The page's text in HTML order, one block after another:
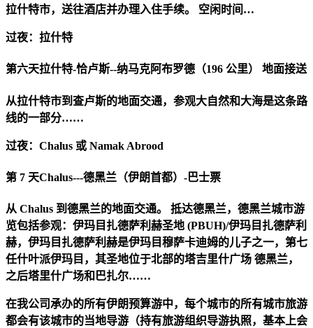
拉什特市，送往酒店并办理入住手续。 空闲时间…
过夜：拉什特
第六天拉什特-恰卢斯--纳马克阿布罗德（196 公里） 地面接送
从拉什特市到查卢斯的地面交通，参观大自然和大海是这条路
线的一部分……
过夜：Chalus 或 Namak Abrood
第 7 天Chalus---德黑兰（伊朗首都）-巴士票
从 Chalus 到德黑兰的地面交通。 抵达德黑兰，德黑兰城市游
览包括参观：伊玛目扎德萨利赫圣地 (PBUH)/伊玛目扎德萨利
赫，伊玛目扎德萨利赫是伊玛目穆萨卡迪姆的儿子之一，第七
任什叶派伊玛目，其圣地位于北部的塔吉里什广场 德黑兰，
之后塔里什广场和巴扎尔……
在我公司承办的所有伊朗预算游中，每个城市的所有城市旅游
都会有该城市的当地导游（持有旅游组织导游执照，基本上会